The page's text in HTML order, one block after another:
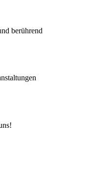
berührend